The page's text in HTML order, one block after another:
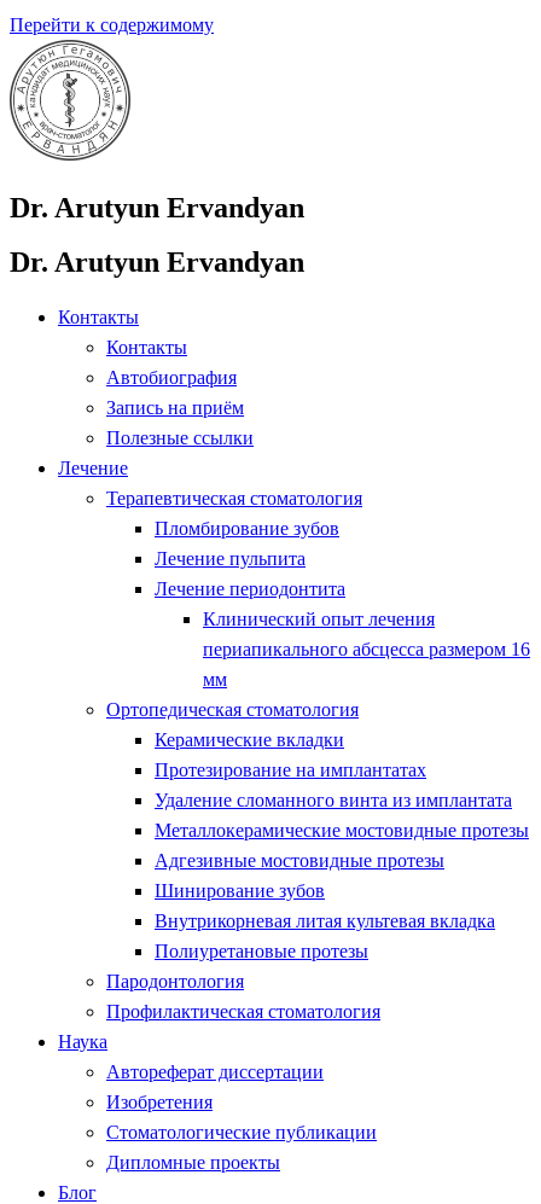
Перейти к содержимому
Dr. Arutyun Ervandyan
Dr. Arutyun Ervandyan
Контакты
Контакты
Автобиография
Запись на приём
Полезные ссылки
Лечение
Терапевтическая стоматология
Пломбирование зубов
Лечение пульпита
Лечение периодонтита
Клинический опыт лечения
периапикального абсцесса размером 16
мм
Ортопедическая стоматология
Керамические вкладки
Протезирование на имплантатах
Удаление сломанного винта из имплантата
Металлокерамические мостовидные протезы
Адгезивные мостовидные протезы
Шинирование зубов
Внутрикорневая литая культевая вкладка
Полиуретановые протезы
Пародонтология
Профилактическая стоматология
Наука
Автореферат диссертации
Изобретения
Стоматологические публикации
Дипломные проекты
Блог